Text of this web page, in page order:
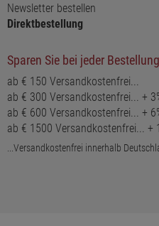
Newsletter bestellen
Direktbestellung
Sparen Sie bei jeder Bestellung
ab € 150 Versandkostenfrei...
ab € 300 Versandkostenfrei... +
ab € 600 Versandkostenfrei... +
ab € 1500 Versandkostenfrei... +
...Versandkostenfrei innerhalb